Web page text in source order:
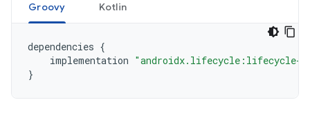
Groovy Kotlin
dependencies {
implementation "androidx.lifecycle:lifecycle-
}